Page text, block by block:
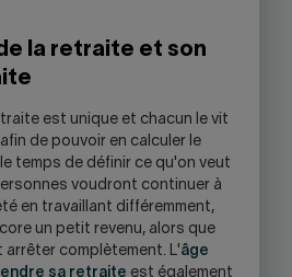
la retraite et son
est unique et chacun le vit
de pouvoir en calculer le
temps de définir ce qu'on veut
voudront continuer à
en travaillant différemment,
un petit revenu, alors que
complètement. L'âge
sa retraite est également